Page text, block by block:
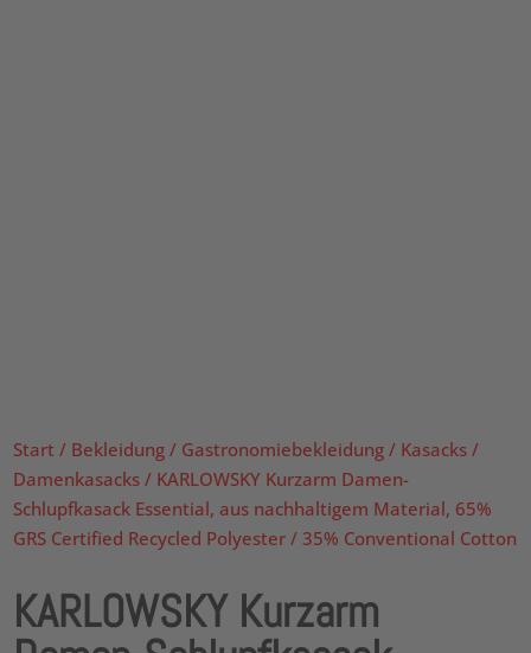
Start / Bekleidung / Gastronomiebekleidung / Kasacks /
Damenkasacks / KARLOWSKY Kurzarm Damen-
Schlupfkasack Essential, aus nachhaltigem Material, 65%
GRS Certified Recycled Polyester / 35% Conventional Cotton
KARLOWSKY Kurzarm